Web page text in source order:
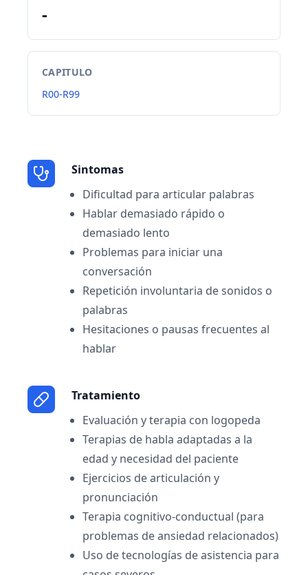
-
CAPITULO
R00-R99
Sintomas
Dificultad para articular palabras
Hablar demasiado rápido o
demasiado lento
Problemas para iniciar una
conversación
Repetición involuntaria de sonidos o
palabras
Hesitaciones o pausas frecuentes al
hablar
Tratamiento
Evaluación y terapia con logopeda
Terapias de habla adaptadas a la
edad y necesidad del paciente
Ejercicios de articulación y
pronunciación
Terapia cognitivo-conductual (para
problemas de ansiedad relacionados)
Uso de tecnologías de asistencia para